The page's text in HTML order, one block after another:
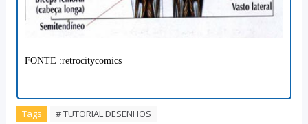
FONTE :retrocitycomics
Tags # TUTORIAL DESENHOS